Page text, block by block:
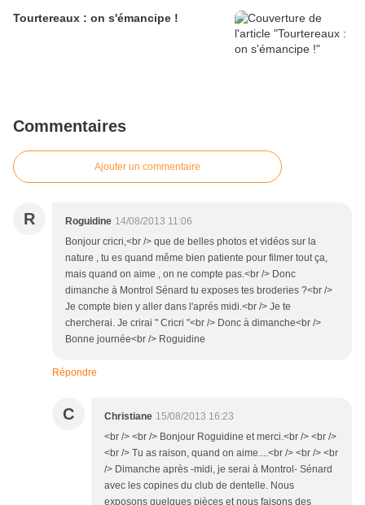
Tourtereaux : on s'émancipe !
Commentaires
Ajouter un commentaire
R Roguidine 14/08/2013 11:06
Bonjour cricri,<br /> que de belles photos et vidéos sur la
nature , tu es quand même bien patiente pour filmer tout ça,
mais quand on aime , on ne compte pas.<br /> Donc
dimanche à Montrol Sénard tu exposes tes broderies ?<br />
Je compte bien y aller dans l'aprés midi.<br /> Je te
chercherai. Je crirai " Cricri "<br /> Donc à dimanche<br />
Bonne journée<br /> Roguidine
Répondre
C Christiane 15/08/2013 16:23
<br /> <br /> Bonjour Roguidine et merci.<br /> <br />
<br /> Tu as raison, quand on aime....<br /> <br /> <br
/> Dimanche après -midi, je serai à Montrol- Sénard
avec les copines du club de dentelle. Nous
exposons quelques pièces et nous faisons des